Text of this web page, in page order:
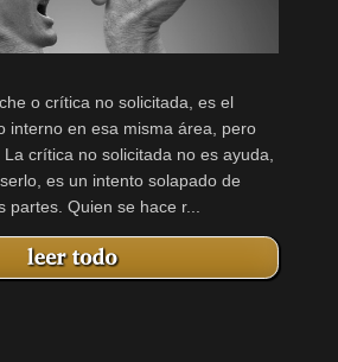
o crítica no solicitada, es el
interno en esa misma área, pero
crítica no solicitada no es ayuda,
es un intento solapado de
partes. Quien se hace r...